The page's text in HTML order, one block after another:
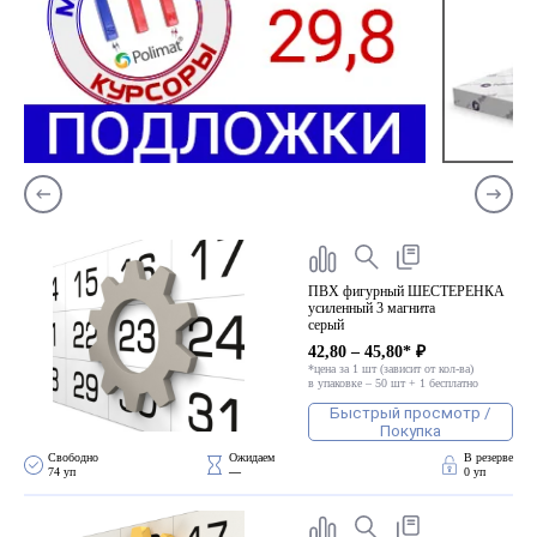
ПВХ фигурный ШЕСТЕРЕНКА
усиленный 3 магнита
серый
42,80 – 45,80* ₽
*цена за 1 шт (зависит от кол-ва)
в упаковке – 50 шт + 1 бесплатно
Быстрый просмотр /
Покупка
Свободно
74 уп
Ожидаем
—
В резерве
0 уп